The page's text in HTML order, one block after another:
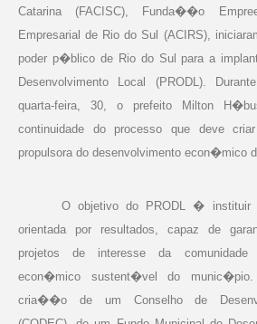
Catarina (FACISC), Funda��o
Empresarial de Rio do Sul (ACIRS),
poder p�blico de Rio do Sul para a
Desenvolvimento Local (PRODL).
quarta-feira, 30, o prefeito Milton
continuidade do processo que deve
propulsora do desenvolvimento econ�mico
O objetivo do PRODL �
orientada por resultados, capaz de
projetos de interesse da
econ�mico sustent�vel do
cria��o de um Conselho de